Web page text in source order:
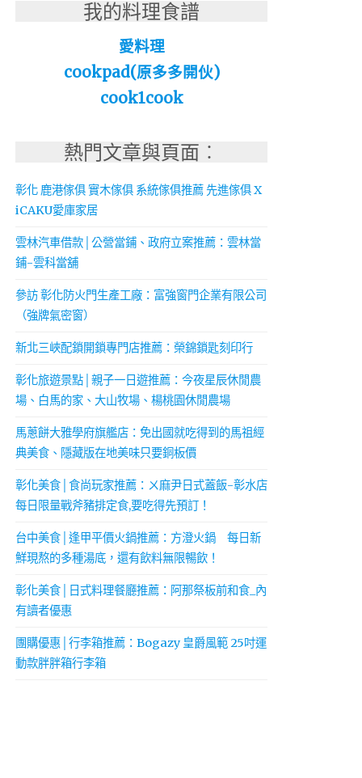
我的料理食譜
愛料理
cookpad(原多多開伙)
cook1cook
熱門文章與頁面︰
彰化 鹿港傢俱 實木傢俱 系統傢俱推薦 先進傢俱 X
iCAKU愛庫家居
雲林汽車借款│公營當鋪、政府立案推薦：雲林當
鋪-雲科當舖
參訪 彰化防火門生產工廠：富強窗門企業有限公司
（強牌氣密窗）
新北三峽配鎖開鎖專門店推薦：榮錦鎖匙刻印行
彰化旅遊景點│親子一日遊推薦：今夜星辰休閒農
場、白馬的家、大山牧場、楊桃園休閒農場
馬蔥餅大雅學府旗艦店：免出國就吃得到的馬祖經
典美食、隱藏版在地美味只要銅板價
彰化美食│食尚玩家推薦：ㄨ麻尹日式蓋飯-彰水店
每日限量戰斧豬排定食,要吃得先預訂！
台中美食│逢甲平價火鍋推薦：方澄火鍋 每日新
鮮現熬的多種湯底，還有飲料無限暢飲！
彰化美食│日式料理餐廳推薦：阿那祭板前和食_內
有讀者優惠
團購優惠│行李箱推薦：Bogazy 皇爵風範 25吋運
動款胖胖箱行李箱